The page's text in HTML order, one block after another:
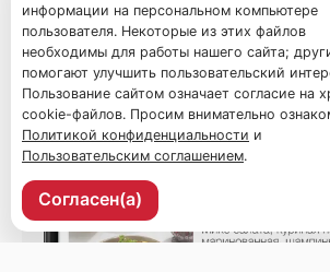
информации на персональном компьютере
пользователя. Некоторые из этих файлов
необходимы для работы нашего сайта;
помогают улучшить пользовательский
Пользование сайтом означает согласие на
cookie-файлов. Просим внимательно
Политикой конфиденциальности и
Пользовательским соглашением.
Согласен(а)